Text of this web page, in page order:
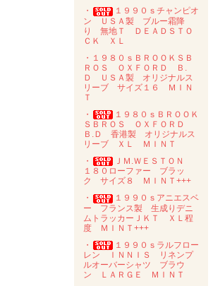
・
１９９０ｓチャンピオ
ン ＵＳＡ製 ブルー霜降
り 無地Ｔ ＤＥＡＤＳＴＯ
ＣＫ ＸＬ
・１９８０ｓＢＲＯＯＫＳＢ
ＲＯＳ ＯＸＦＯＲＤ Ｂ.
Ｄ ＵＳＡ製 オリジナルス
リーブ サイズ１６ ＭＩＮ
Ｔ
・
１９８０ｓＢＲＯＯＫ
ＳＢＲＯＳ ＯＸＦＯＲＤ
Ｂ.Ｄ 香港製 オリジナルス
リーブ ＸＬ ＭＩＮＴ
・
ＪＭ.ＷＥＳＴＯＮ
１８０ローファー ブラッ
ク サイズ８ ＭＩＮＴ+++
・
１９９０ｓアニエスベ
ー フランス製 生成りデニ
ムトラッカーＪＫＴ ＸＬ程
度 ＭＩＮＴ+++
・
１９９０ｓラルフロー
レン ＩＮＮＩＳ リネンプ
ルオーバーシャツ ブラウ
ン ＬＡＲＧＥ ＭＩＮＴ